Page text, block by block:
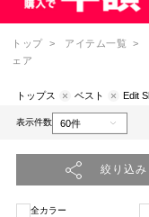
トップ > アイテム一覧 >
ェア
トップス ベスト Edit
表示件数
絞り込み
全カラー